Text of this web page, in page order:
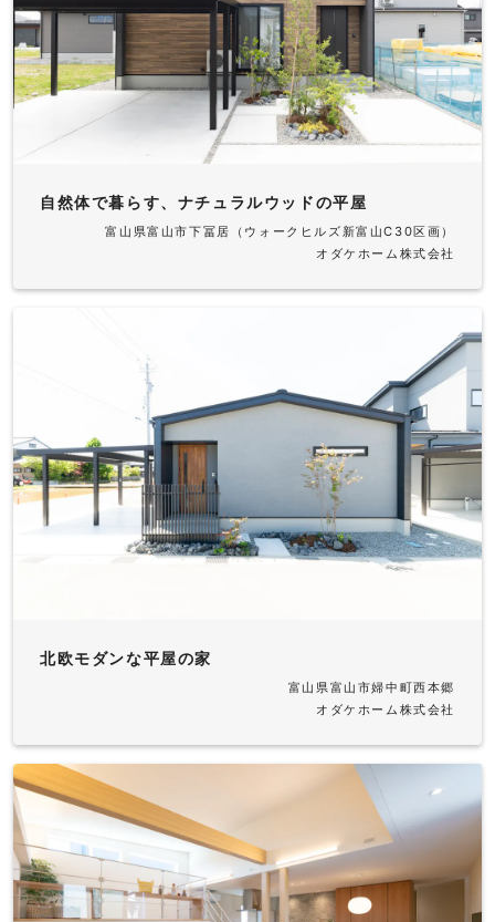
自然体で暮らす、ナチュラルウッドの平屋
富山県富山市下冨居（ウォークヒルズ新富山C30区画）
オダケホーム株式会社
北欧モダンな平屋の家
富山県富山市婦中町西本郷
オダケホーム株式会社